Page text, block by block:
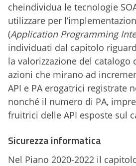
cheindividua le tecnologie
utilizzare per
(Application Programming
individuati dal capitolo
la valorizzazione del catalogo
azioni che mirano ad
API e PA erogatrici registrate
nonché il numero di PA,
fruitrici delle API esposte sul
Sicurezza informatica
Nel Piano 2020-2022 il